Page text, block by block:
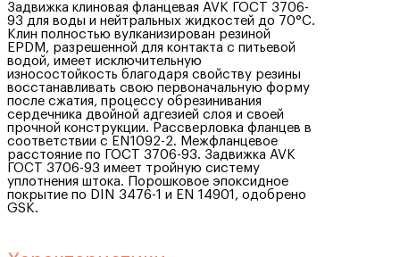
Задвижка клиновая фланцевая AVK ГОСТ 3706-
93 для воды и нейтральных жидкостей до 70°C.
Клин полностью вулканизирован резиной
EPDM, разрешенной для контакта с питьевой
водой, имеет исключительную
износостойкость благодаря свойству резины
восстанавливать свою первоначальную форму
после сжатия, процессу обрезинивания
сердечника двойной адгезией слоя и своей
прочной конструкции. Рассверловка фланцев в
соответствии с EN1092-2. Межфланцевое
расстояние по ГОСТ 3706-93. Задвижка AVK
ГОСТ 3706-93 имеет тройную систему
уплотнения штока. Порошковое эпоксидное
покрытие по DIN 3476-1 и EN 14901, одобрено
GSK.